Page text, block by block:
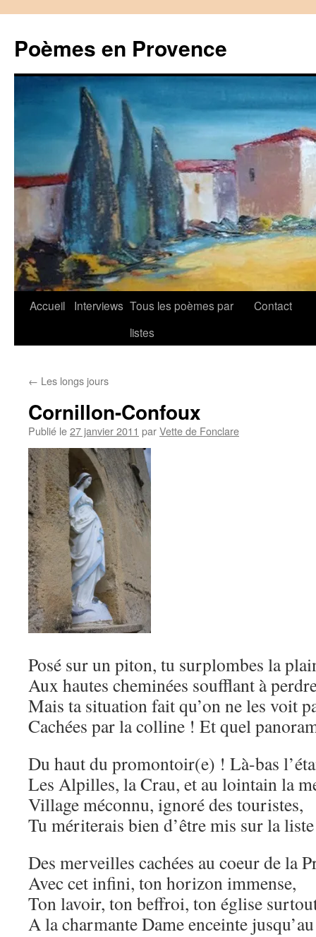
contenu
Poèmes en Provence
Accueil Interviews Tous les poèmes par
listes
Contact
← Les longs jours
Cornillon-Confoux
Publié le27 janvier 2011 parVette de Fonclare
Posé sur un piton, tu surplombes la
Aux hautes cheminées soufflant à
Mais ta situation fait qu’on ne les voit
Cachées par la colline ! Et quel
Du haut du promontoir(e) ! Là-bas
Les Alpilles, la Crau, et au lointain la
Village méconnu, ignoré des touristes,
Tu mériterais bien d’être mis sur la liste
Des merveilles cachées au coeur de la
Avec cet infini, ton horizon immense,
Ton lavoir, ton beffroi, ton église
A la charmante Dame enceinte